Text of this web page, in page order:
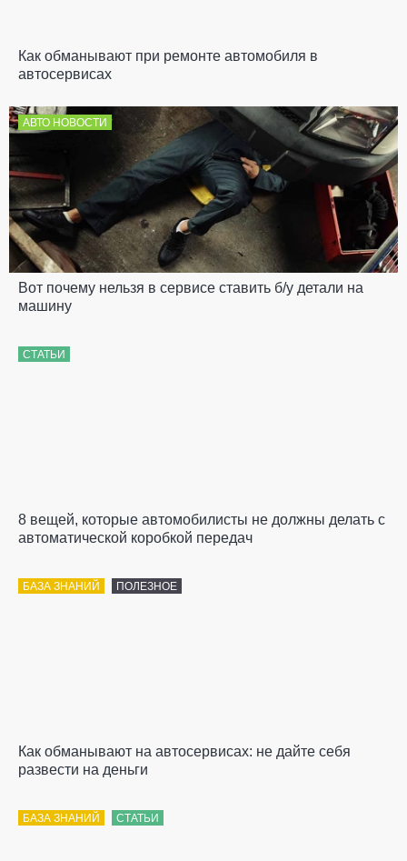
Как обманывают при ремонте автомобиля в
автосервисах
АВТО НОВОСТИ
Вот почему нельзя в сервисе ставить б/у детали на
машину
СТАТЬИ
8 вещей, которые автомобилисты не должны делать с
автоматической коробкой передач
БАЗА ЗНАНИЙ ПОЛЕЗНОЕ
Как обманывают на автосервисах: не дайте себя
развести на деньги
БАЗА ЗНАНИЙ СТАТЬИ